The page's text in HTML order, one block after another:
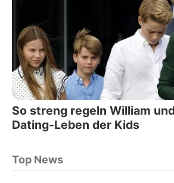
So streng regeln William
Dating-Leben der Kids
Top News